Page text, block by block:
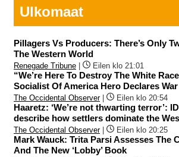
Ulkomaat
Pillagers Vs Producers: There’s Only
The Western World
Renegade Tribune Eilen klo 21:01
“We’re Here To Destroy The White
Socialist Of America Hero Declares
The Occidental Observer| Eilen klo 20:54
Haaretz: ‘We’re not thwarting terror’:
describe how settlers dominate the
The Occidental Observer| Eilen klo 20:25
Mark Wauck: Trita Parsi Assesses The
And The New ‘Lobby’ Book